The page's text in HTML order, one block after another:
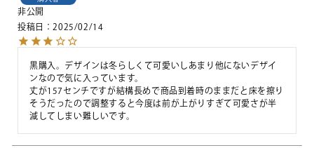
非公開
投稿日
2025/02/14
黒購入。デザインは冬らしくて可愛いしあまり他にないデザイ
ンなので気に入っています。
丈が157センチですが結構長めで商品到着時のままだと床を擦り
そうだったので調整すると今度は前が上がりすぎて可愛さが半
減してしまい難しいです。